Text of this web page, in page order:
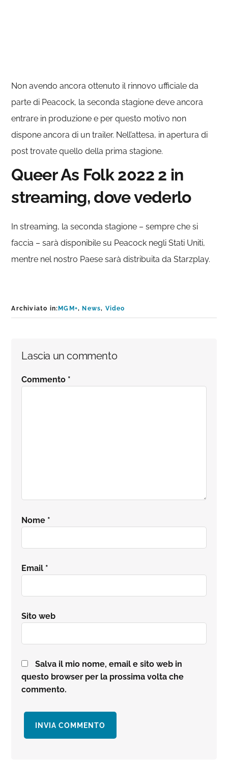
Non avendo ancora ottenuto il rinnovo ufficiale da
parte di Peacock, la seconda stagione deve ancora
entrare in produzione e per questo motivo non
dispone ancora di un trailer. Nell’attesa, in apertura di
post trovate quello della prima stagione.
Queer As Folk 2022 2 in
streaming, dove vederlo
In streaming, la seconda stagione – sempre che si
faccia – sarà disponibile su Peacock negli Stati Uniti,
mentre nel nostro Paese sarà distribuita da Starzplay.
Archiviato in:MGM+,News, Video
Interazioni
del
Lascia un commento
Commento *
Nome *
Email *
Sito web
Salva il mio nome, email e sito web in
questo browser per la prossima volta che
commento.